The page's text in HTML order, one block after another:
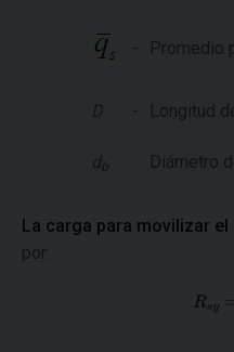
- Promedio
D - Longitud
db Diámetro
La carga para movilizar
por: